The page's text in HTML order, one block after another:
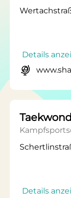
Details
Details